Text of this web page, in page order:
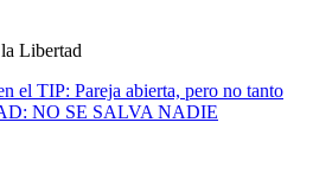
Libertad
el TIP: Pareja abierta, pero no tanto
NO SE SALVA NADIE